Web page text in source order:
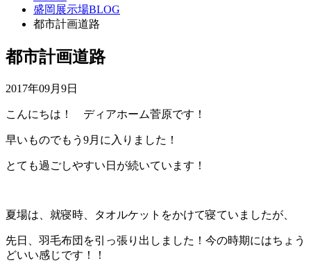
盛岡展示場BLOG
都市計画道路
都市計画道路
2017年09月9日
こんにちは！ ディアホーム菅原です！
早いものでもう 9月に入りました！
とても過ごしやすい日が続いています！
夏場は、就寝時、タオルケットをかけて寝ていましたが、
先日、羽毛布団を引っ張り出しました！今の時期にはちょう
どいい感じです！！